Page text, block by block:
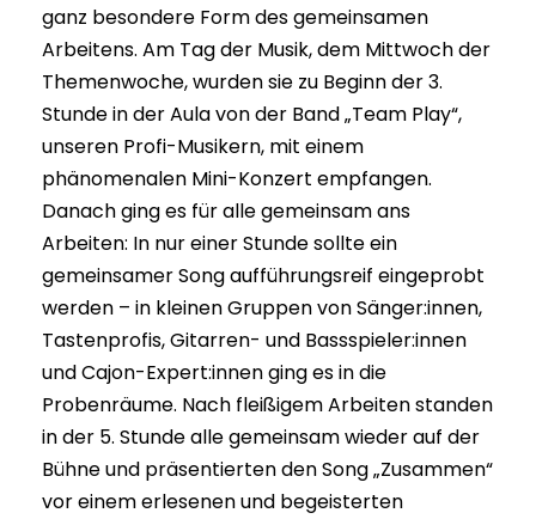
ganz besondere Form des gemeinsamen
Arbeitens. Am Tag der Musik, dem Mittwoch der
Themenwoche, wurden sie zu Beginn der 3.
Stunde in der Aula von der Band „Team Play“,
unseren Profi-Musikern, mit einem
phänomenalen Mini-Konzert empfangen.
Danach ging es für alle gemeinsam ans
Arbeiten: In nur einer Stunde sollte ein
gemeinsamer Song aufführungsreif eingeprobt
werden – in kleinen Gruppen von Sänger:innen,
Tastenprofis, Gitarren- und Bassspieler:innen
und Cajon-Expert:innen ging es in die
Probenräume. Nach fleißigem Arbeiten standen
in der 5. Stunde alle gemeinsam wieder auf der
Bühne und präsentierten den Song „Zusammen“
vor einem erlesenen und begeisterten